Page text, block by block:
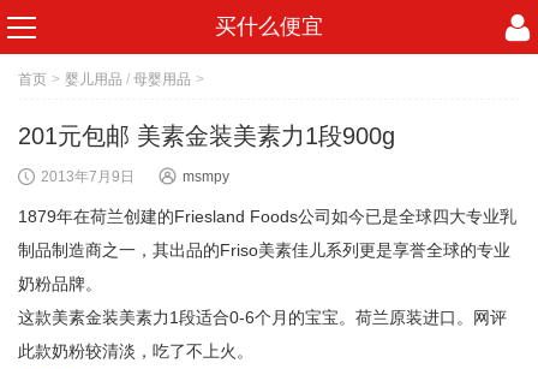
买什么便宜
首页 > 婴儿用品 / 母婴用品 >
201元包邮 美素金装美素力1段900g
2013年7月9日 msmpy
1879年在荷兰创建的Friesland Foods公司如今已是全球四大专业乳
制品制造商之一，其出品的Friso美素佳儿系列更是享誉全球的专业
奶粉品牌。
这款美素金装美素力1段适合0-6个月的宝宝。荷兰原装进口。网评
此款奶粉较清淡，吃了不上火。